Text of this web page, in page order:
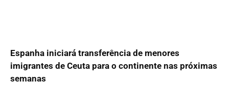
Espanha iniciará transferência de menores
imigrantes de Ceuta para o continente nas próximas
semanas